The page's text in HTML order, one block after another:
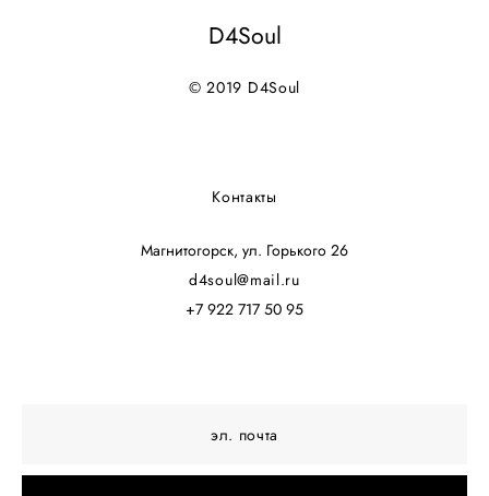
D4Soul
© 2019 D4Soul
Контакты
Магнитогорск, ул. Горького 26
d4soul@mail.ru
+7 922 717 50 95